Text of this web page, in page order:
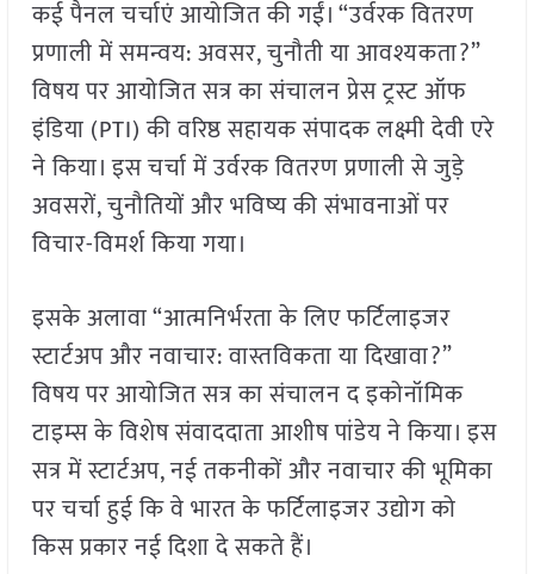
कई पैनल चर्चाएं आयोजित की गईं। “उर्वरक वितरण
प्रणाली में समन्वय: अवसर, चुनौती या आवश्यकता?”
विषय पर आयोजित सत्र का संचालन प्रेस ट्रस्ट ऑफ
इंडिया (PTI) की वरिष्ठ सहायक संपादक लक्ष्मी देवी एरे
ने किया। इस चर्चा में उर्वरक वितरण प्रणाली से जुड़े
अवसरों, चुनौतियों और भविष्य की संभावनाओं पर
विचार-विमर्श किया गया।
इसके अलावा “आत्मनिर्भरता के लिए फर्टिलाइजर
स्टार्टअप और नवाचार: वास्तविकता या दिखावा?”
विषय पर आयोजित सत्र का संचालन द इकोनॉमिक
टाइम्स के विशेष संवाददाता आशीष पांडेय ने किया। इस
सत्र में स्टार्टअप, नई तकनीकों और नवाचार की भूमिका
पर चर्चा हुई कि वे भारत के फर्टिलाइजर उद्योग को
किस प्रकार नई दिशा दे सकते हैं।